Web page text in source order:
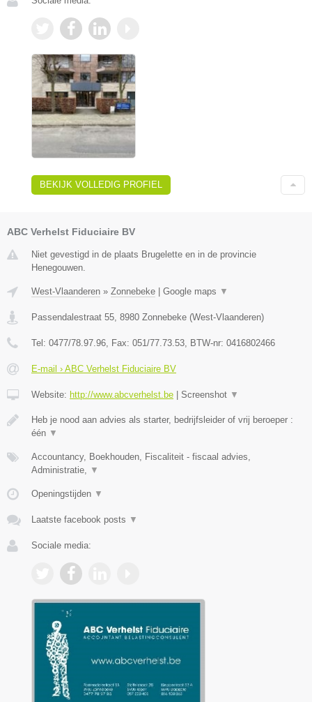
BEKIJK VOLLEDIG PROFIEL
ABC Verhelst Fiduciaire BV
Niet gevestigd in de plaats Brugelette en in de provincie
Henegouwen.
West-Vlaanderen » Zonnebeke Google maps ▼
Passendalestraat 55, 8980 Zonnebeke (West-Vlaanderen)
Tel: 0477/78.97.96, Fax: 051/77.73.53, BTW-nr: 0416802466
E-mail › ABC Verhelst Fiduciaire BV
Website: http://www.abcverhelst.be Screenshot ▼
Heb je nood aan advies als starter, bedrijfsleider of vrij beroeper :
één ▼
Accountancy, Boekhouden, Fiscaliteit - fiscaal advies,
Administratie, ▼
Openingstijden ▼
Laatste facebook posts ▼
Sociale media: